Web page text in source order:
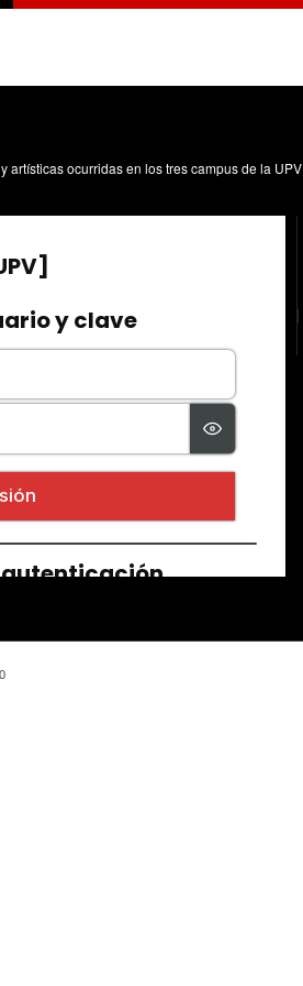
ocurridas en los tres campus de la UPV